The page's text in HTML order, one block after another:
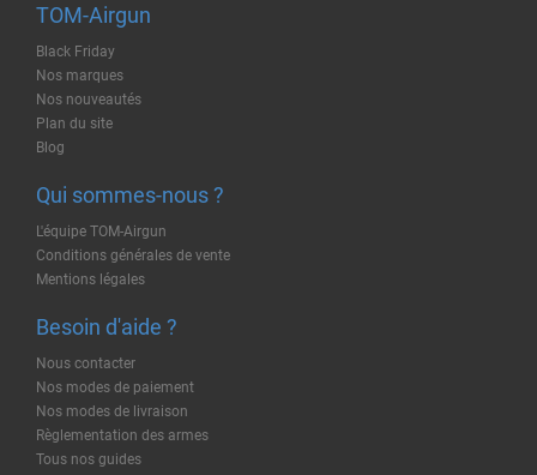
TOM-Airgun
Black Friday
Nos marques
Nos nouveautés
Plan du site
Blog
Qui sommes-nous ?
L'équipe TOM-Airgun
Conditions générales de vente
Mentions légales
Besoin d'aide ?
Nous contacter
Nos modes de paiement
Nos modes de livraison
Règlementation des armes
Tous nos guides